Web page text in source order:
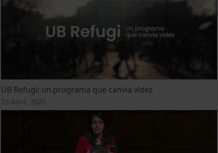
UB Refugi: un programa que canvia vides
28 April, 2025